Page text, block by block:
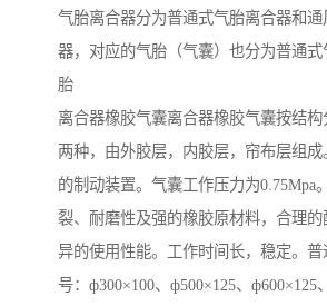
气胎离合器分为普通式气胎离合器和
器，对应的气胎（气囊）也分为普通
胎
离合器橡胶气囊离合器橡胶气囊按结
两种，由外胶层，内胶层，帘布层组
的制动装置。气囊工作压力为0.75Mpa
裂、耐磨性及强的橡胶原材料，合理
异的使用性能。工作时间长，稳定。普
号：ф300×100、ф500×125、ф600×125